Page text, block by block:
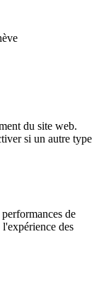
du site web.
si un autre type
de
des